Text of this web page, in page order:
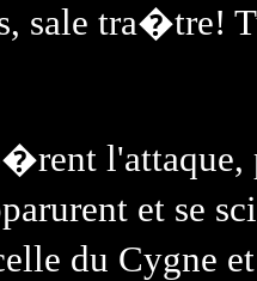
sale tra�tre!
et se
du Cygne